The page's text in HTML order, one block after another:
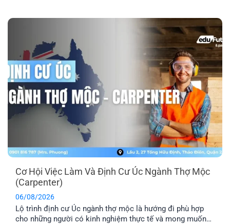
tiên di trú, điểm EOI thực tế vẫn khá cạnh [...]
Cơ Hội Việc Làm Và Định Cư Úc Ngành Thợ Mộc
(Carpenter)
06/08/2026
Lộ trình định cư Úc ngành thợ mộc là hướng đi phù hợp
cho những người có kinh nghiệm thực tế và mong muốn